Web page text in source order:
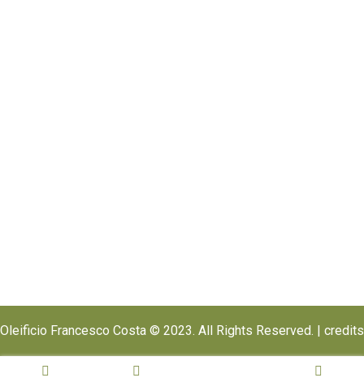
Oleificio Francesco Costa © 2023. All Rights Reserved. | credits